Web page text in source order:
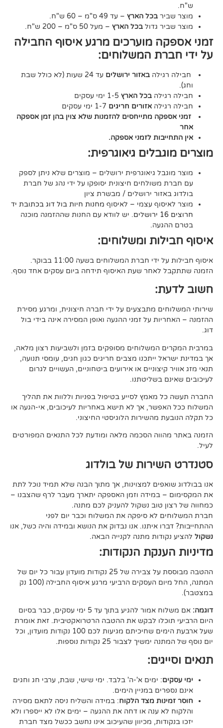
בכל הארץ– עד 49 ס"מ – 60 ש"ח.
גדול
בכל הארץ– מעל 50 ס"מ – 200 ש"ח.
מוערכים מרגע איסוף החבילה
המשלוחים:
באזור ירושלים עד 24 שעות (לא כולל שבת
בכל הארץ1-5 ימי עסקים
אזורים חריגים1-7 ימי עסקים
מתייחסים להזמנות שלא צוין בהן זמן אספקה
לזמני אספקה.
גיאוגרפית:
גיאוגרפית ירושלים – מוצרים שלא ניתן לספק
חיצונית יסופקו על ידי נהג של חברת
ירושלים / מבשרת ציון
עצמי – לאיסוףמחנות חיות בול דוג בכתובת יד
. יש לוודא עם החנות שההזמנה מוכנה
ומשלוחים:
חברת המשלוחים בשעה 11:00 בבוקר.
לאחר שעת האיסוף תידחה ביום עסקים אחד נוסף.
מתבצעים על ידי חברה חיצונית, ומרגע מסירת
על זמני ההגעה ואופן המסירה אינה בידי בול
המשלוחים מסופקים בזמן ולשביעות רצון מלאה,
ייתכנו מצבים חריגים כגון חגים, עומסי תנועה,
או אירועים ביטחוניים, העשויים לגרום
בשליטתנו.
מאמץ לסייע בטיפול בפניות וללוות את תהליך
אך לא תישא באחריות לעיכובים, אי-הגעה או
מהשירות הלוגיסטי החיצוני.
הסכמה מלאה ומודעת לכל התנאים המפורטים
של בולדוג
למצוינות, אך מתוך הבנה שלא תמיד נוכל לתת
במידה וזמן האספקה יתארך מעבר לרף שהצבנו –
טוב נשקול להעניק לכם מתנה.
לא סיפקה את המשלוח וכבר יום לפני
איתנו. אנו נבדוק את הנושא ובמידה והיה כשל, אנו
מתנה לקנייה הבאה.
הנקודות:
ההטבה מבוססת על צבירה של 25 נקודות מועדון עבור כל יום של
המתנה, החל מיום העסקים הרביעי מרגע איסוף החבילה (100 נק
אם משלוח אמור להגיע בתוך עד 5 ימי עסקים, כבר בסיום
לבקש את ההטבה הרטרואקטיבית. זאת אומרת
שעל ארבעת הימים שחיכיתם מגיעות לכם 100 נקודות מועדון, וכל
לצבור 25 נקודות נוספות.
: ימים א'-ה' בלבד. ימי שישי, שבת, ערבי חג וחגים
במניין הימים.
מצד הלקוח: במידה והשליח ניסה לתאם מסירה
ענה או דחה את ההגעה – ימים אלו לא ייספרו ולא
מכיוון שהעיכוב אינו נחשב ככשל מצד חברת